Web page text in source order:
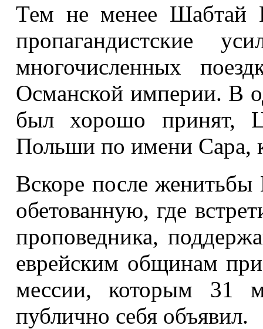
Тем не менее Шабтай
пропагандистские
многочисленных
Османской империи. В
был хорошо принят,
Польши по имени Сара,
Вскоре после
обетованную, где
проповедника,
еврейским общинам
мессии, которым 31
публично себя объявил.